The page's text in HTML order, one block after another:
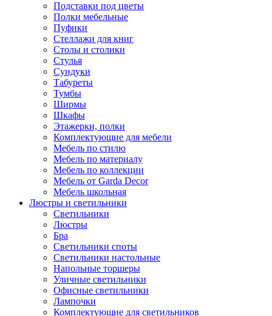
Подставки под цветы
Полки мебельные
Пуфики
Стеллажи для книг
Столы и столики
Стулья
Сундуки
Табуреты
Тумбы
Ширмы
Шкафы
Этажерки, полки
Комплектующие для мебели
Мебель по стилю
Мебель по материалу
Мебель по коллекции
Мебель от Garda Decor
Мебель школьная
Люстры и светильники
Светильники
Люстры
Бра
Светильники споты
Светильники настольные
Напольные торшеры
Уличные светильники
Офисные светильники
Лампочки
Комплектующие для светильников